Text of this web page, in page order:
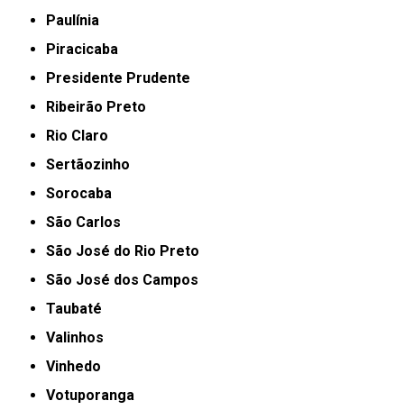
Paulínia
Piracicaba
Presidente Prudente
Ribeirão Preto
Rio Claro
Sertãozinho
Sorocaba
São Carlos
São José do Rio Preto
São José dos Campos
Taubaté
Valinhos
Vinhedo
Votuporanga